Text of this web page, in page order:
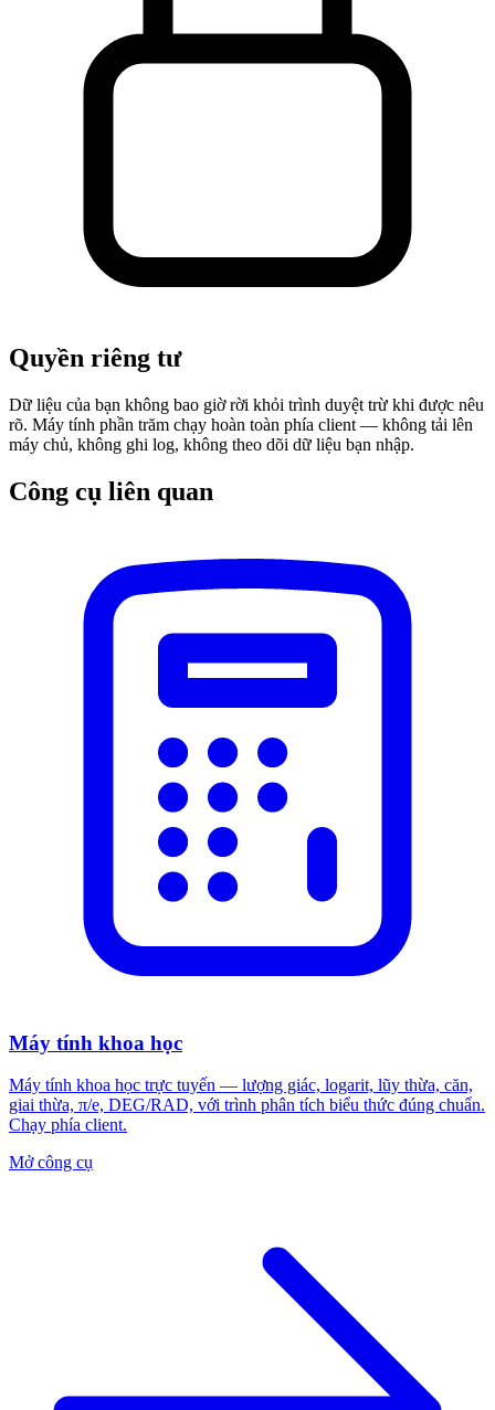
Quyền riêng tư
Dữ liệu của bạn không bao giờ rời khỏi trình duyệt trừ khi được nêu
rõ. Máy tính phần trăm chạy hoàn toàn phía client — không tải lên
máy chủ, không ghi log, không theo dõi dữ liệu bạn nhập.
Công cụ liên quan
Máy tính khoa học
Máy tính khoa học trực tuyến — lượng giác, logarit, lũy thừa, căn,
giai thừa, π/e, DEG/RAD, với trình phân tích biểu thức đúng chuẩn.
Chạy phía client.
Mở công cụ